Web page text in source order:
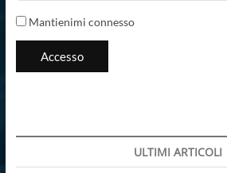
Mantienimi connesso
Accesso
ULTIMI ARTICOLI